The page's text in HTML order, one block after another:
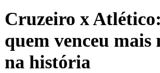
Cruzeiro x
quem venceu mais
na história